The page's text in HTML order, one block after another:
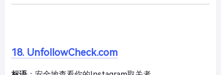
18. UnfollowCheck.com